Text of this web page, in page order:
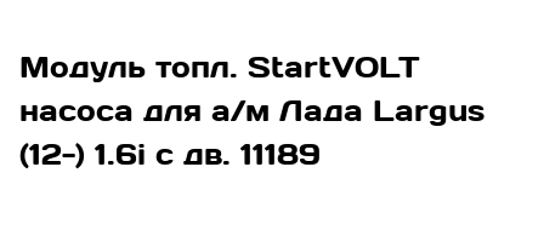
Модуль топл. StartVOLT
насоса для а/м Лада Largus
(12-) 1.6i с дв. 11189